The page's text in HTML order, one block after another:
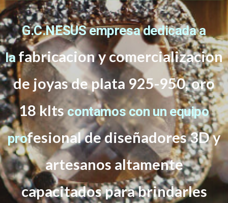
G.C.NESUS empresa dedicada a
lafabricacion y comercializacion
de joyas de plata 925-950, oro
18 kltscontamos con un equipo
profesional de diseñadores 3D y
artesanos altamente
capacitadospara brindarles